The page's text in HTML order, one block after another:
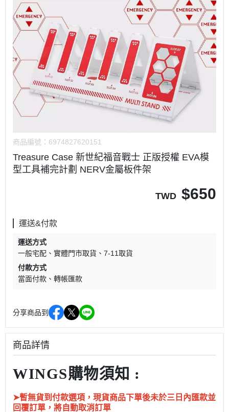
商品編號： 6974827620151
Treasure Case 新世紀福音戰士 正版授權 EVA模
型工具補完計劃 NERV金屬板件架
TWD $650
運送&付款
運送方式
一般宅配
實體門市取貨
7-11取貨
付款方式
當面付款
轉帳匯款
分享商品到
商品詳情
WINGS購物須知 :
➤暫無貨到付款選項，現貨商品下單後未於三日內匯款並
回覆訂單，將自動取消訂單